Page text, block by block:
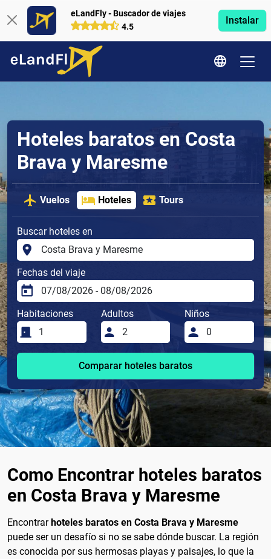
eLandFly - Buscador de viajes
4.5
Instalar
Hoteles baratos en Costa
Brava y Maresme
Vuelos Hoteles Tours
Buscar hoteles en
Fechas del viaje
Habitaciones Adultos Niños
Comparar hoteles baratos
Como Encontrar hoteles baratos
en Costa Brava y Maresme
Encontrar hoteles baratos en Costa Brava y Maresme
puede ser un desafío si no se sabe dónde buscar. La región
es conocida por sus hermosas playas y paisajes, lo que la